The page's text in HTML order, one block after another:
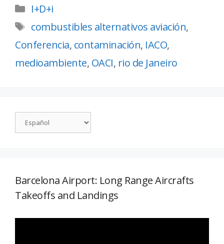
I+D+i
combustibles alternativos aviación,
Conferencia, contaminación, IACO,
medioambiente, OACI, rio de Janeiro
Barcelona Airport: Long Range Aircrafts
Takeoffs and Landings